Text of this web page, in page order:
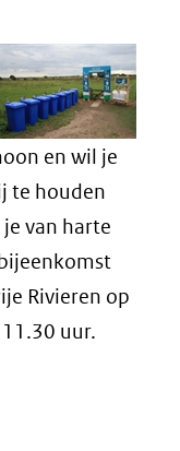
en wil je
te houden
van harte
Rivieren op
uur.